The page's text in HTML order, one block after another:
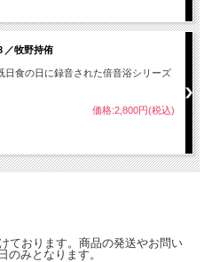
／牧野持侑
日食の日に録音された倍音浴シリーズ
価格:2,800円(税込)
ております。商品の発送やお問い
のみとなります。